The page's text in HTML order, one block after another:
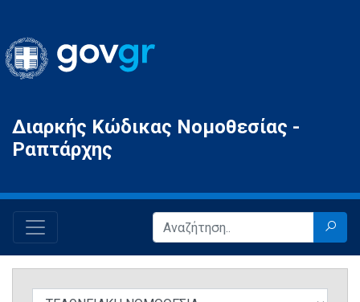
Gov.gr
Διαρκής Κώδικας Νομοθεσίας -
Ραπτάρχης